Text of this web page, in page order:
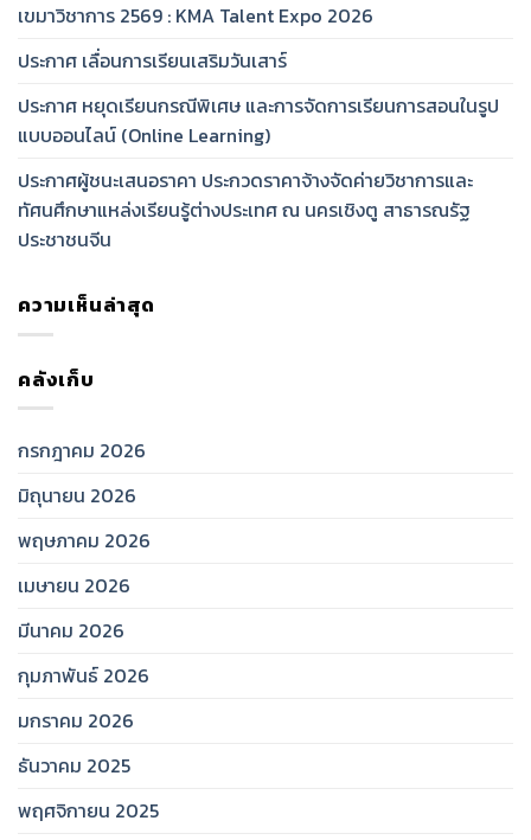
เขมาวิชาการ 2569 : KMA Talent Expo 2026
ประกาศ เลื่อนการเรียนเสริมวันเสาร์
ประกาศ หยุดเรียนกรณีพิเศษ และการจัดการเรียนการสอนในรูป
แบบออนไลน์ (Online Learning)
ประกาศผู้ชนะเสนอราคา ประกวดราคาจ้างจัดค่ายวิชาการและ
ทัศนศึกษาแหล่งเรียนรู้ต่างประเทศ ณ นครเชิงตู สาธารณรัฐ
ประชาชนจีน
ความเห็นล่าสุด
คลังเก็บ
กรกฎาคม 2026
มิถุนายน 2026
พฤษภาคม 2026
เมษายน 2026
มีนาคม 2026
กุมภาพันธ์ 2026
มกราคม 2026
ธันวาคม 2025
พฤศจิกายน 2025